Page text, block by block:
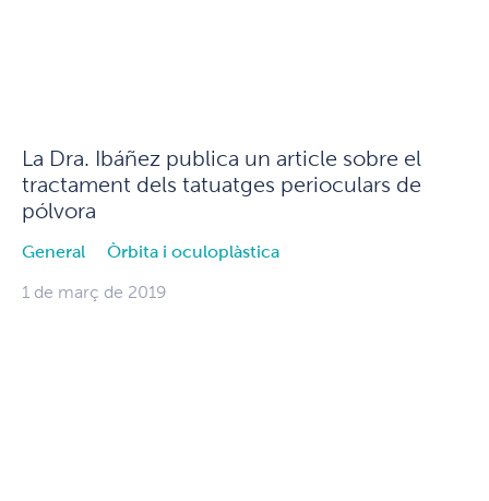
La Dra. Ibáñez publica un article sobre el
tractament dels tatuatges perioculars de
pólvora
General Òrbita i oculoplàstica
1 de març de 2019